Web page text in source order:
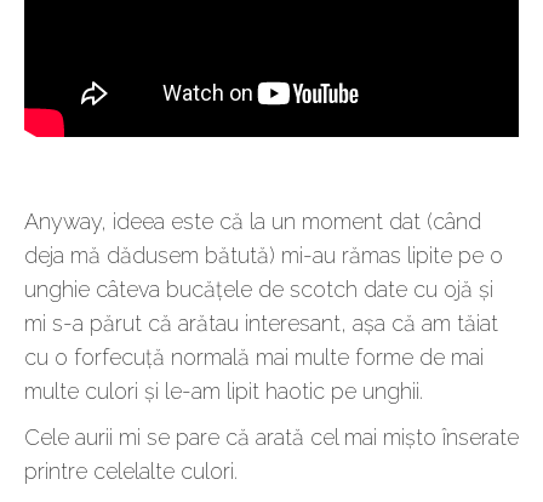
Anyway, ideea este că la un moment dat (când
deja mă dădusem bătută) mi-au rămas lipite pe o
unghie câteva bucățele de scotch date cu ojă și
mi s-a părut că arătau interesant, așa că am tăiat
cu o forfecuță normală mai multe forme de mai
multe culori și le-am lipit haotic pe unghii.
Cele aurii mi se pare că arată cel mai mișto înserate
printre celelalte culori.